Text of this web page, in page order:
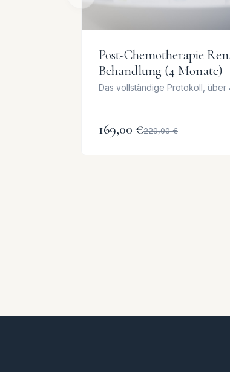
Post-Chemotherapie
Behandlung (4 Monate)
Das vollständige Protokoll, über
169,00 €229,00 €